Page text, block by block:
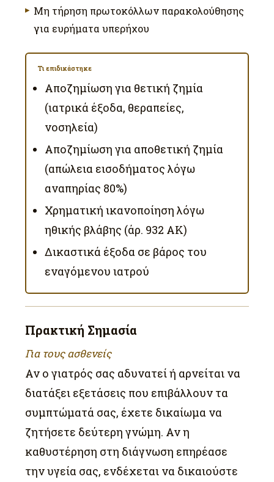
Μη τήρηση πρωτοκόλλων παρακολούθησης
για ευρήματα υπερήχου
Τι επιδικάστηκε
Αποζημίωση για θετική ζημία
(ιατρικά έξοδα, θεραπείες,
νοσηλεία)
Αποζημίωση για αποθετική ζημία
(απώλεια εισοδήματος λόγω
αναπηρίας 80%)
Χρηματική ικανοποίηση λόγω
ηθικής βλάβης (άρ. 932 ΑΚ)
Δικαστικά έξοδα σε βάρος του
εναγόμενου ιατρού
Πρακτική Σημασία
Για τους ασθενείς
Αν ο γιατρός σας αδυνατεί ή αρνείται να
διατάξει εξετάσεις που επιβάλλουν τα
συμπτώματά σας, έχετε δικαίωμα να
ζητήσετε δεύτερη γνώμη. Αν η
καθυστέρηση στη διάγνωση επηρέασε
την υγεία σας, ενδέχεται να δικαιούστε